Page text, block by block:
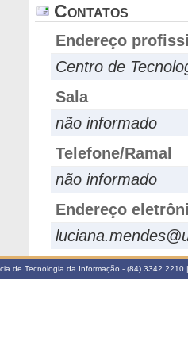
Contatos
Endereço
Centro de
Sala
não informado
Telefone/Ramal
não informado
Endereço
de Tecnologia da Informação - (84) 3342